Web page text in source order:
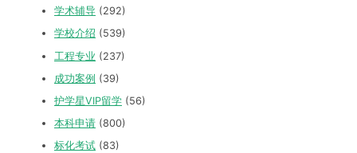
学术辅导 (292)
学校介绍 (539)
工程专业 (237)
成功案例 (39)
护学星VIP留学 (56)
本科申请 (800)
标化考试 (83)